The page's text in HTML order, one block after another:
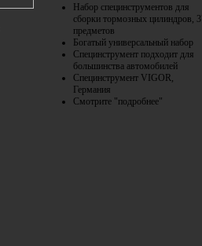
Набор специнструментов для
сборки тормозных цилиндров,
предметов
Богатый универсальный набор
Специнструмент подходит для
большинства автомобилей
Специнструмент VIGOR,
Германия
Смотрите "подробнее"